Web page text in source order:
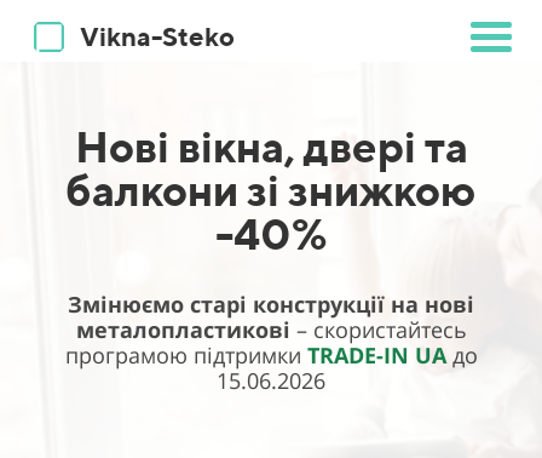
Vikna-Steko
Нові вікна, двері та
балкони зі знижкою
-40%
Змінюємо старі конструкції на нові
металопластикові – скористайтесь
програмою підтримки TRADE-IN UAдо
15.06.2026